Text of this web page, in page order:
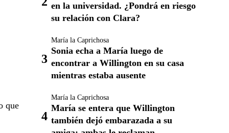
que
en la universidad. ¿Pondrá en riesgo
su relación con Clara?
María la Caprichosa
Sonia echa a María luego de
encontrar a Willington en su casa
mientras estaba ausente
María la Caprichosa
María se entera que Willington
también dejó embarazada a su